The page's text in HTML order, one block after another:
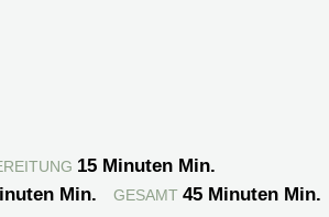
15Minuten Min.
Min. GESAMT 45Minuten Min.